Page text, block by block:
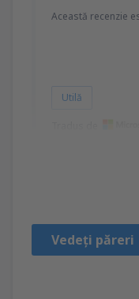
Această recenzie
Utilă
Vedeți păreri